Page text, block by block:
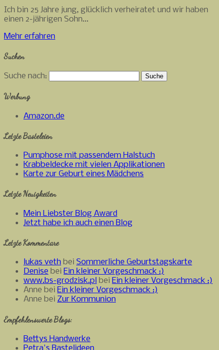
Ich bin 25 Jahre jung, glücklich verheiratet und wir haben
einen 2-jährigen Sohn...
Mehr erfahren
Suchen
Suche nach:
Werbung
Amazon.de
Letzte Basteleien
Pumphose mit passendem Halstuch
Krabbeldecke mit vielen Applikationen
Karte zur Geburt eines Mädchens
Letzte Neuigkeiten
Mein Liebster Blog Award
Jetzt habe ich auch einen Blog
Letzte Kommentare
lukas veth bei Sommerliche Geburtstagskarte
Denise bei Ein kleiner Vorgeschmack :)
www.bs-grodzisk.pl bei Ein kleiner Vorgeschmack :)
Anne bei Ein kleiner Vorgeschmack :)
Anne bei Zur Kommunion
Empfehlenswerte Blogs:
Bettys Handwerke